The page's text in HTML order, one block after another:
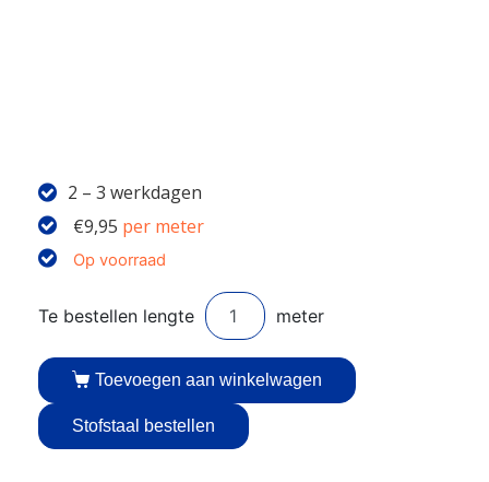
2 – 3 werkdagen
€9,95 per meter
Op voorraad
Toevoegen aan winkelwagen
Stofstaal bestellen